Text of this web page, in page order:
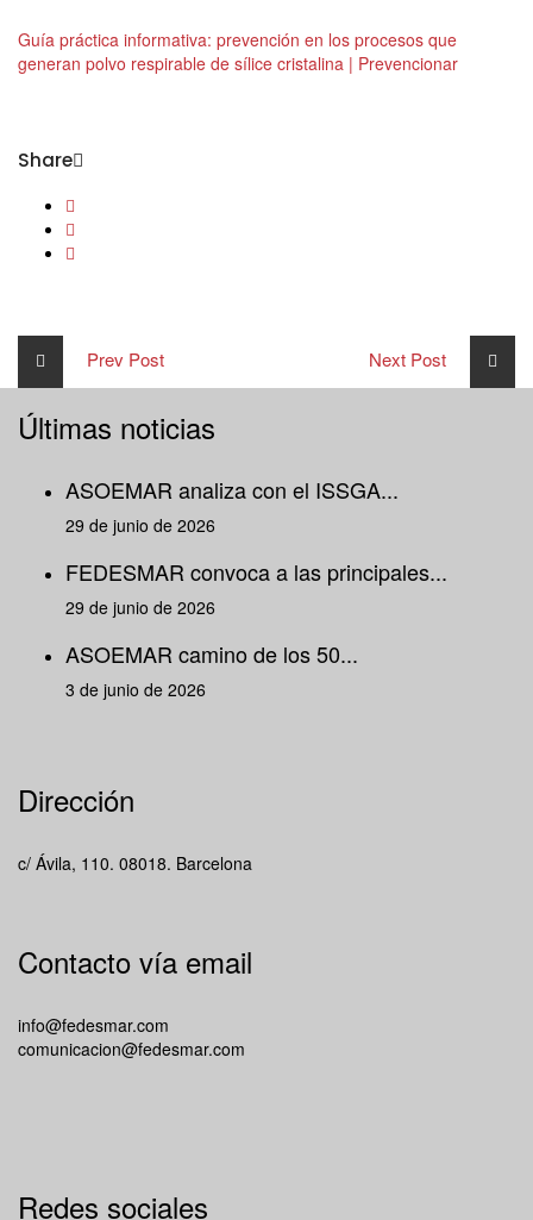
Guía práctica informativa: prevención en los procesos que
generan polvo respirable de sílice cristalina | Prevencionar
Share
Prev Post Next Post
Últimas noticias
ASOEMAR analiza con el ISSGA...
29 de junio de 2026
FEDESMAR convoca a las principales...
29 de junio de 2026
ASOEMAR camino de los 50...
3 de junio de 2026
Dirección
c/ Ávila, 110. 08018. Barcelona
Contacto vía email
info@fedesmar.com
comunicacion@fedesmar.com
Redes sociales